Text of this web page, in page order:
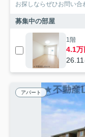
お探しならぜひお問い
募集中の部屋
1階
4.1万
アパート